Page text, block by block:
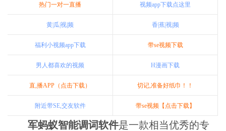
热门一对一直播 视频app下载点这里
黄|瓜|视|频 香|蕉|视|频
福利小视频app下载 带se视频下载
男人都喜欢的视频 H漫画下载
直,播APP（点击下载） 切记,准备好纸巾！！
附近带SE,交友软件 带se视频【点击下载】
军蚂蚁智能调词软件是一款相当优秀的专